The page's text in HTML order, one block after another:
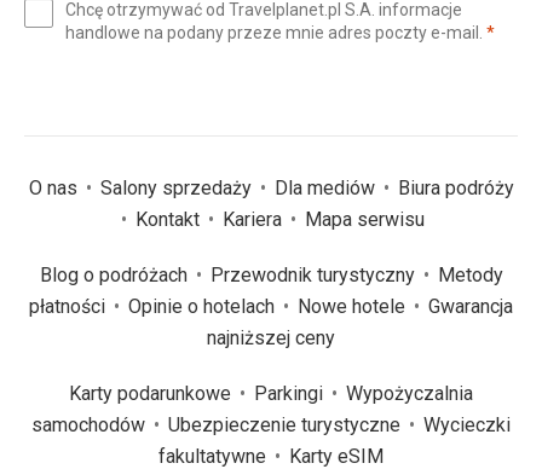
(wymagane)
Chcę otrzymywać od Travelplanet.pl S.A. informacje
handlowe na podany przeze mnie adres poczty e-mail. *
O nas Salony sprzedaży Dla mediów
Biura podróży
Kontakt
Kariera Mapa serwisu
Blog o podróżach Przewodnik turystyczny
Metody
płatności
Opinie o hotelach Nowe hotele
Gwarancja
najniższej ceny
Karty podarunkowe Parkingi
Wypożyczalnia
samochodów
Ubezpieczenie turystyczne
Wycieczki
fakultatywne
Karty eSIM